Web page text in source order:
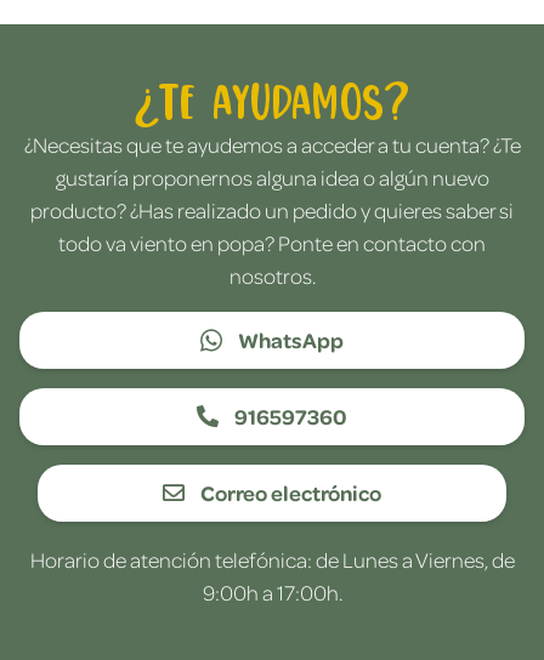
¿Te ayudamos?
¿Necesitas que te ayudemos a acceder a tu cuenta? ¿Te
gustaría proponernos alguna idea o algún nuevo
producto? ¿Has realizado un pedido y quieres saber si
todo va viento en popa? Ponte en contacto con
nosotros.
WhatsApp
916597360
Correo electrónico
Horario de atención telefónica: de Lunes a Viernes, de
9:00h a 17:00h.